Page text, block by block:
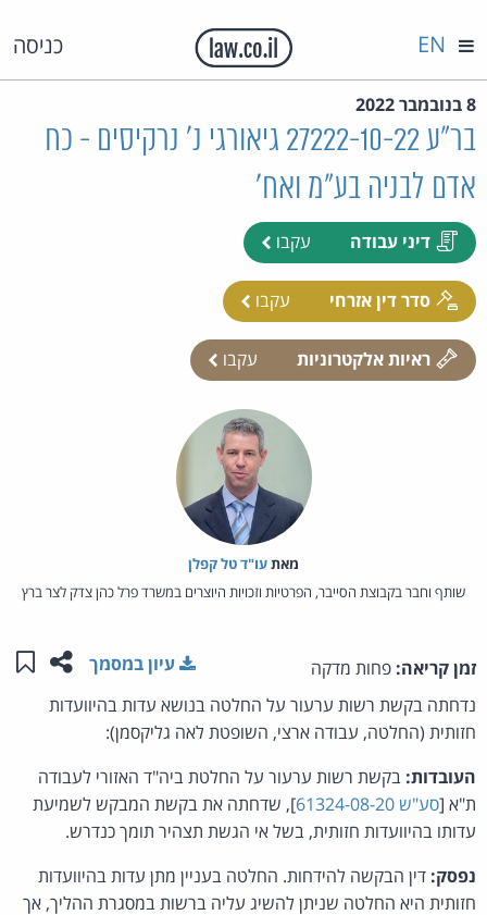
כניסה EN
8 בנובמבר 2022
בר"ע 27222-10-22 גיאורגי נ' נרקיסים - כח
אדם לבניה בע"מ ואח'
דיני עבודה עקבו
סדר דין אזרחי עקבו
ראיות אלקטרוניות עקבו
מאת‏עו"ד טל קפלן
שותף וחבר בקבוצת הסייבר, הפרטיות וזכויות היוצרים במשרד פרל כהן צדק לצר ברץ
זמן קריאה: פחות מדקה שתפו
עיון במסמך
נדחתה בקשת רשות ערעור על החלטה בנושא עדות בהיוועדות
חזותית (החלטה, עבודה ארצי, השופטת לאה גליקסמן):
העובדות: בקשת רשות ערעור על החלטת ביה"ד האזורי לעבודה
ת"א [סע"ש 61324-08-20
], שדחתה את בקשת המבקש לשמיעת
עדותו בהיוועדות חזותית, בשל אי הגשת תצהיר תומך כנדרש.
נפסק: דין הבקשה להידחות. החלטה בעניין מתן עדות בהיוועדות
חזותית היא החלטה שניתן להשיג עליה ברשות במסגרת ההליך, אך